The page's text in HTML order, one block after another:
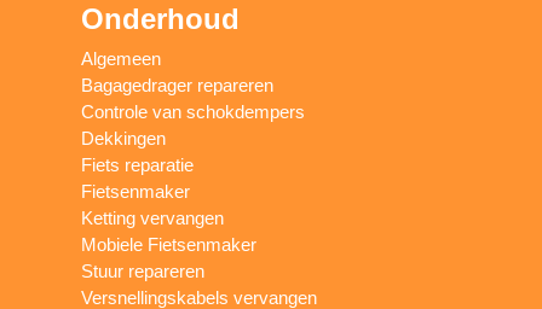
Onderhoud
Algemeen
Bagagedrager repareren
Controle van schokdempers
Dekkingen
Fiets reparatie
Fietsenmaker
Ketting vervangen
Mobiele Fietsenmaker
Stuur repareren
Versnellingskabels vervangen